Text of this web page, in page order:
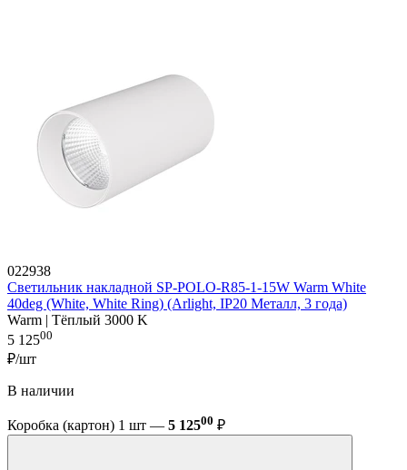
022938
Светильник накладной SP-POLO-R85-1-15W Warm White
40deg (White, White Ring) (Arlight, IP20 Металл, 3 года)
Warm | Тёплый 3000 K
5 12500
₽/шт
В наличии
Коробка (картон) 1 шт — 5 12500 ₽